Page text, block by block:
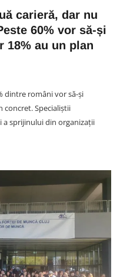
carieră, dar nu
60% vor să-și
18% au un plan
dintre români vor să-și
concret. Specialiștii
a sprijinului din organizații